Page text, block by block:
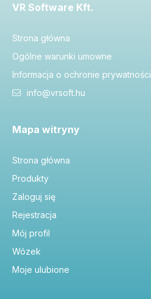
VR Software Kft.
Strona główna
Ogólne warunki umowne
Informacja o ochronie prywatności
info@vrsoft.hu
Mapa witryny
Strona główna
Produkty
Zaloguj się
Rejestracja
Mój profil
Wózek
Moje ulubione